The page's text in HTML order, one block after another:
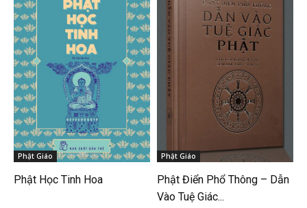
Phật Giáo
Phật Học Tinh Hoa
Phật Giáo
Phật Điển Phổ Thông – Dẫn
Vào Tuệ Giác...